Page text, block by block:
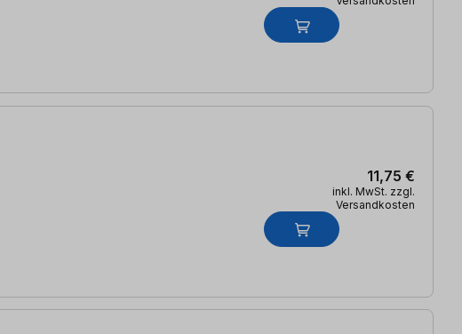
11,75 €
inkl. MwSt. zzgl.
Versandkosten